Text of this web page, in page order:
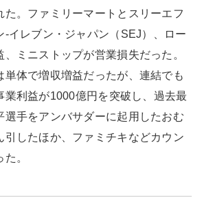
た。ファミリーマートとスリーエフ
-イレブン・ジャパン（SEJ）、ロー
ミニストップが営業損失だった。
単体で増収増益だったが、連結でも
業利益が1000億円を突破し、過去最
選手をアンバサダーに起用したおむ
引したほか、ファミチキなどカウン
。